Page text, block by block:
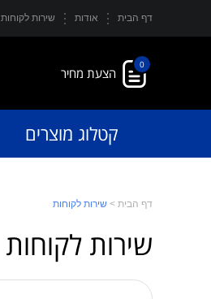
דף הבית אודות שירות לקוחות
0
קטלוג מוצרים
דף הבית > שירות לקוחות
שירות לקוחות